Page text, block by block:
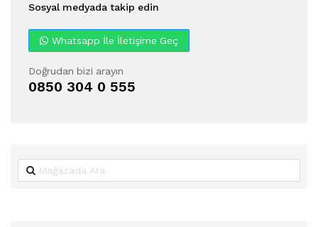
Sosyal medyada takip edin
Whatsapp İle İletişime Geç
Doğrudan bizi arayın
0850 304 0 555